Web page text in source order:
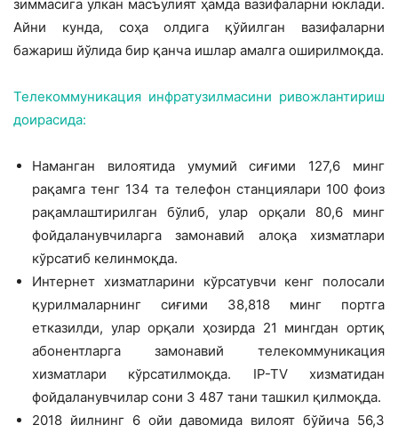
зиммасига улкан масъулият ҳамда вазифаларни юклади.
Айни кунда, соҳа олдига қўйилган вазифаларни
бажариш йўлида бир қанча ишлар амалга оширилмоқда.
Телекоммуникация инфратузилмасини ривожлантириш
доирасида:
Наманган вилоятида умумий сиғими 127,6 минг
рақамга тенг 134 та телефон станциялари 100 фоиз
рақамлаштирилган бўлиб, улар орқали 80,6 минг
фойдаланувчиларга замонавий алоқа хизматлари
кўрсатиб келинмоқда.
Интернет хизматларини кўрсатувчи кенг полосали
қурилмаларнинг сиғими 38,818 минг портга
етказилди, улар орқали ҳозирда 21 мингдан ортиқ
абонентларга замонавий телекоммуникация
хизматлари кўрсатилмоқда. IP-TV хизматидан
фойдаланувчилар сони 3 487 тани ташкил қилмоқда.
2018 йилнинг 6 ойи давомида вилоят бўйича 56,3